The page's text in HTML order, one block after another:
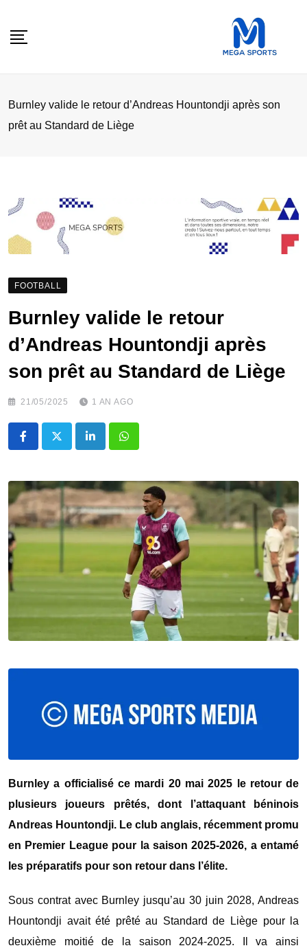
Burnley valide le retour d’Andreas Hountondji après son
prêt au Standard de Liège
FOOTBALL
Burnley valide le retour
d’Andreas Hountondji après
son prêt au Standard de Liège
21/05/2025 1 AN AGO
LinkedInWhatsapp
Burnleya officialisé ce mardi 20 mai2025 le retourde
plusieurs joueurs prêtés,dont l’attaquant
béninois
Andreas Hountondji. Le club anglais, récemment promu
en Premier League pour la saison2025-2026, a entamé
les préparatifs pour son retour dans l’élite.
Sous contrat avec Burnley jusqu’au 30 juin 2028, Andreas
Hountondji avaitété prêtéau Standardde Liège pour
la
deuxième moitiéde la saison 2024-2025.
Il va ainsi